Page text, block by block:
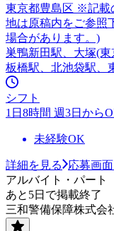
東京都豊島区 ※記載
地は原稿内をご参照
場合があります。)
巣鴨新田駅、大塚(東
板橋駅、北池袋駅、
シフト
1日8時間 週3日から
未経験OK
詳細を見る
応募画
アルバイト・パート
あと5日で掲載終了
三和警備保障株式会